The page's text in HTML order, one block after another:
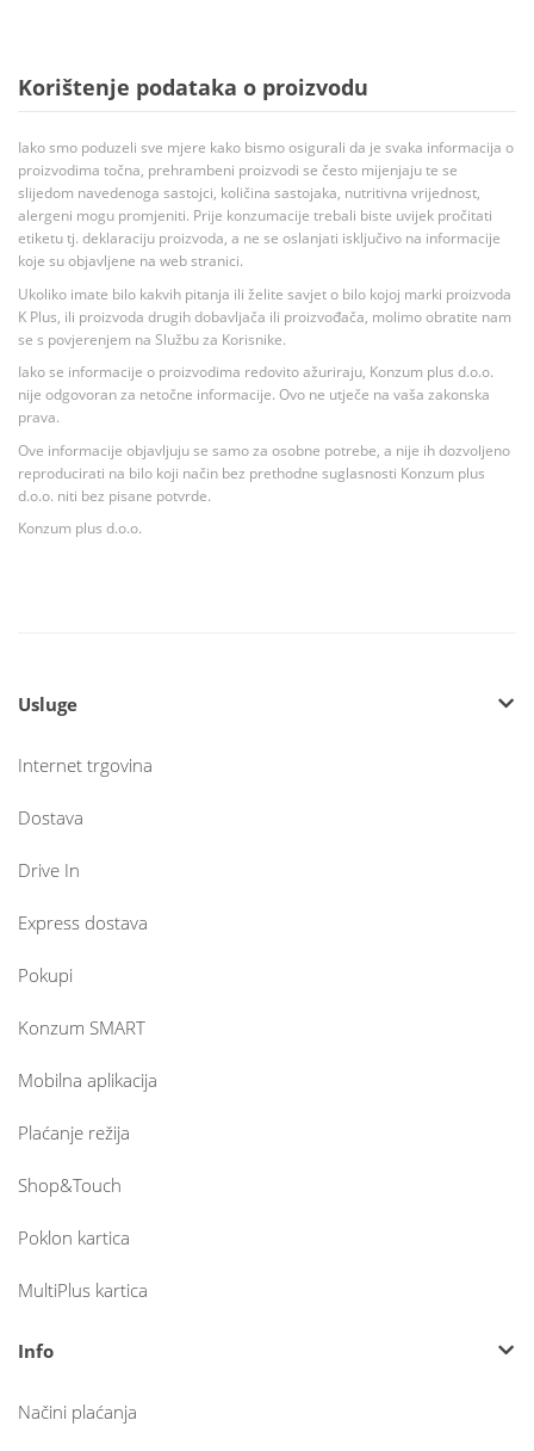
Korištenje podataka o proizvodu
Iako smo poduzeli sve mjere kako bismo osigurali da je svaka informacija o
proizvodima točna, prehrambeni proizvodi se često mijenjaju te se
slijedom navedenoga sastojci, količina sastojaka, nutritivna vrijednost,
alergeni mogu promjeniti. Prije konzumacije trebali biste uvijek pročitati
etiketu tj. deklaraciju proizvoda, a ne se oslanjati isključivo na informacije
koje su objavljene na web stranici.
Ukoliko imate bilo kakvih pitanja ili želite savjet o bilo kojoj marki proizvoda
K Plus, ili proizvoda drugih dobavljača ili proizvođača, molimo obratite nam
se s povjerenjem na Službu za Korisnike.
Iako se informacije o proizvodima redovito ažuriraju, Konzum plus d.o.o.
nije odgovoran za netočne informacije. Ovo ne utječe na vaša zakonska
prava.
Ove informacije objavljuju se samo za osobne potrebe, a nije ih dozvoljeno
reproducirati na bilo koji način bez prethodne suglasnosti Konzum plus
d.o.o. niti bez pisane potvrde.
Konzum plus d.o.o.
Usluge
Internet trgovina
Dostava
Drive In
Express dostava
Pokupi
Konzum SMART
Mobilna aplikacija
Plaćanje režija
Shop&Touch
Poklon kartica
MultiPlus kartica
Info
Načini plaćanja